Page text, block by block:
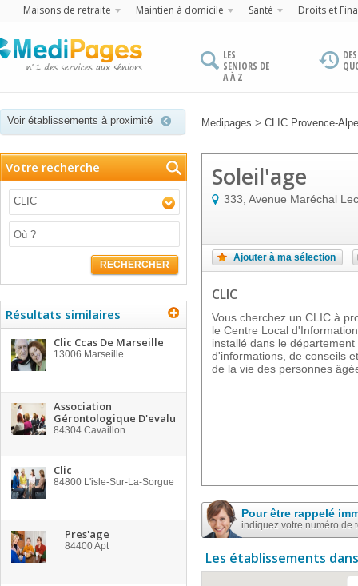
Maisons de retraite Maintien à domicile Santé Droits et
LES
SENIORS DE
A À Z
Voir établissements à proximité Medipages > CLIC Provence-
Votre recherche
CLIC
RECHERCHER
Résultats similaires
Clic Ccas De Marseille
13006 Marseille
Association
Gérontologique D'evalu
84304 Cavaillon
Clic
84800 L'isle-Sur-La-Sorgue
Pres'age
84400Apt
Soleil'age
333, Avenue Maréchal
Ajouter à ma sélection
CLIC
Vous cherchez un CLIC à
le Centre Local
installé dans le
d'informations, de conseils
de la vie des personnes
Pour être rappelé
indiquez votre numéro de
Les établissements